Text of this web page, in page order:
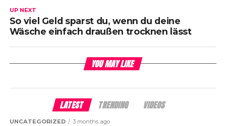
UP NEXT
So viel Geld sparst du, wenn du deine
Wäsche einfach draußen trocknen lässt
YOU MAY LIKE
LATEST TRENDING VIDEOS
UNCATEGORIZED 3 months ago